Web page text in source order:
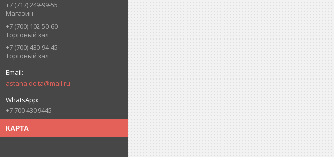
+7 (717) 249-99-55
Магазин
+7 (700) 102-50-60
Торговый зал
+7 (700) 430-94-45
Торговый зал
astana.delta@mail.ru
+7 700 430 9445
КАРТА